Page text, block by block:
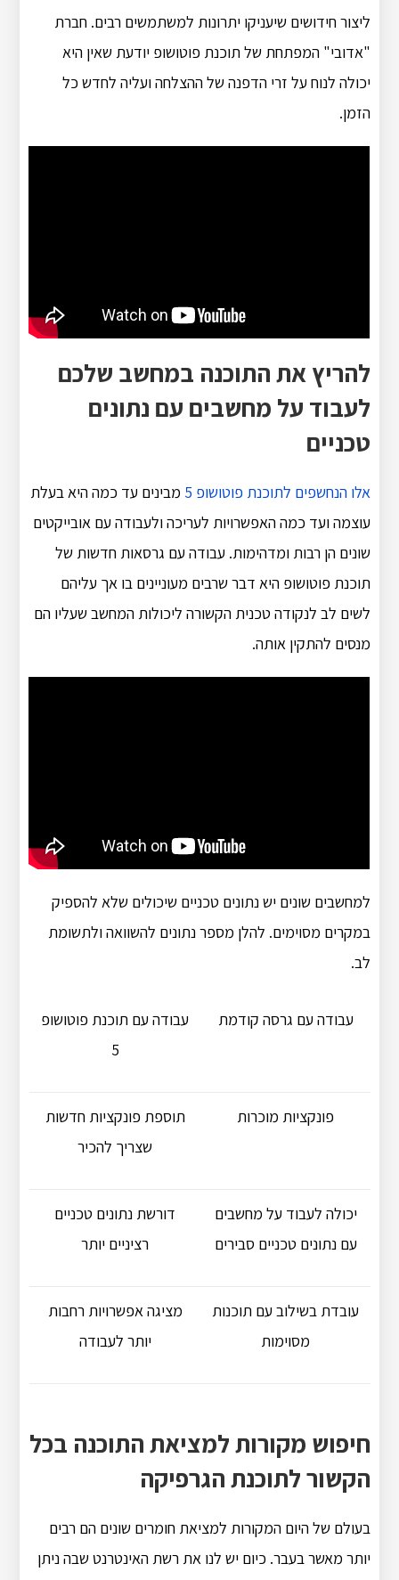
ליצור חידושים שיעניקו יתרונות למשתמשים רבים. חברת
"אדובי" המפתחת של תוכנת פוטושופ יודעת שאין היא
יכולה לנוח על זרי הדפנה של ההצלחה ועליה לחדש כל
הזמן.
להריץ את התוכנה במחשב שלכם
לעבוד על מחשבים עם נתונים
טכניים
אלו הנחשפים לתוכנת פוטושופ 5
מבינים עד כמה היא בעלת
עוצמה ועד כמה האפשרויות לעריכה ולעבודה עם אובייקטים
שונים הן רבות ומדהימות. עבודה עם גרסאות חדשות של
תוכנת פוטושופ היא דבר שרבים מעוניינים בו אך עליהם
לשים לב לנקודה טכנית הקשורה ליכולות המחשב שעליו הם
מנסים להתקין אותה.
למחשבים שונים יש נתונים טכניים שיכולים שלא להספיק
במקרים מסוימים. להלן מספר נתונים להשוואה ולתשומת
לב.
עבודה עם גרסה קודמת
עבודה עם תוכנת פוטושופ
5
פונקציות מוכרות
תוספת פונקציות חדשות
שצריך להכיר
יכולה לעבוד על מחשבים
עם נתונים טכניים סבירים
דורשת נתונים טכניים
רציניים יותר
עובדת בשילוב עם תוכנות
מסוימות
מציגה אפשרויות רחבות
יותר לעבודה
חיפוש מקורות למציאת התוכנה בכל
הקשור לתוכנת הגרפיקה
בעולם של היום המקורות למציאת חומרים שונים הם רבים
יותר מאשר בעבר. כיום יש לנו את רשת האינטרנט שבה ניתן